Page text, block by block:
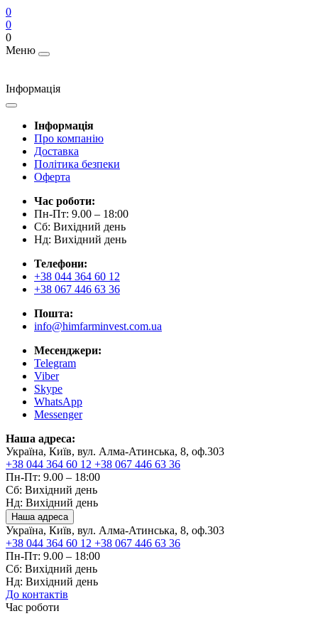
0
0
0
Меню
Інформація
Інформація
Про компанію
Доставка
Політика безпеки
Оферта
Час роботи:
Пн-Пт: 9.00 – 18:00
Сб: Вихідний день
Нд: Вихідний день
Телефони:
+38 044 364 60 12
+38 067 446 63 36
Пошта:
info@himfarminvest.com.ua
Месенджери:
Telegram
Viber
Skype
WhatsApp
Messenger
Наша адреса:
Україна, Київ, вул. Алма-Атинська, 8, оф.303
+38 044 364 60 12 +38 067 446 63 36
Пн-Пт: 9.00 – 18:00
Сб: Вихідний день
Нд: Вихідний день
Наша адреса
Україна, Київ, вул. Алма-Атинська, 8, оф.303
+38 044 364 60 12 +38 067 446 63 36
Пн-Пт: 9.00 – 18:00
Сб: Вихідний день
Нд: Вихідний день
До контактів
Час роботи